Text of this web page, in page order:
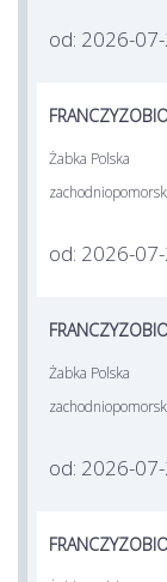
od: 2026-
Żabka Polska
od: 2026-
Żabka Polska
od: 2026-